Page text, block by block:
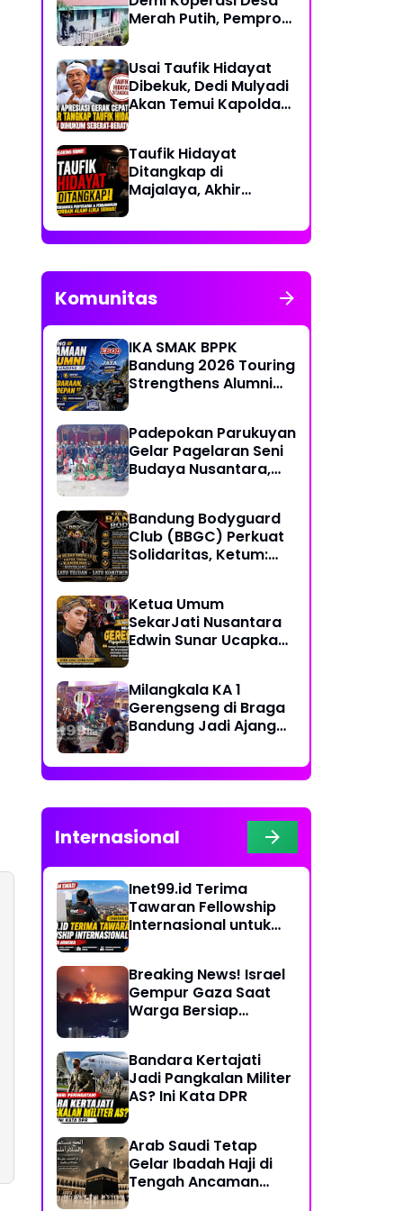
Merah Putih, Pemprov
dengan Proyek
Usai Taufik Hidayat
Dibekuk, Dedi Mulyadi
Akan Temui Kapolda
Juta
Taufik Hidayat
Ditangkap di
Majalaya, Akhir
Kasus Penyekapan
dan Penganiayaan
Komunitas
IKA SMAK BPPK
Bandung 2026 Touring
Strengthens Alumni
Care" Spirit
Padepokan Parukuyan
Gelar Pagelaran Seni
Budaya Nusantara,
Bandung Bodyguard
Club (BBGC) Perkuat
Solidaritas, Ketum:
Ketua Umum
SekarJati Nusantara
Edwin Sunar Ucapkan
Milangkala KA 1
Gerengseng di Braga
Bandung Jadi Ajang
Budaya Sunda
Internasional
Inet99.id Terima
Tawaran Fellowship
Internasional untuk
Breaking News! Israel
Gempur Gaza Saat
Warga Bersiap
Bandara Kertajati
Jadi Pangkalan Militer
AS? Ini Kata DPR
Arab Saudi Tetap
Gelar Ibadah Haji di
Tengah Ancaman